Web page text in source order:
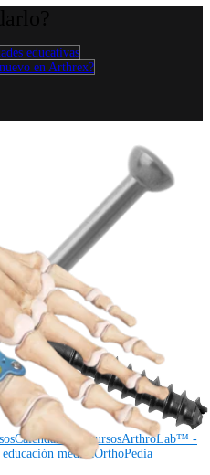
educativas
en Arthrex?
Columna vertebral
Pie y tobilloCaderaOrtobiológicos
Imagen y resección
Calendario de cursosArthroLab™ -
médicaOrthoPedia